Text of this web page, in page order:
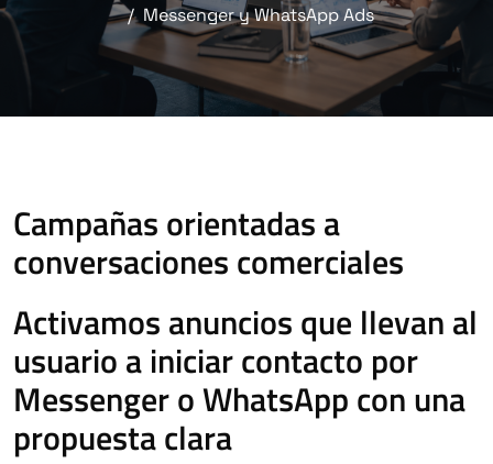
Messenger y WhatsApp Ads
Campañas orientadas a
conversaciones comerciales
Activamos anuncios que llevan al
usuario a iniciar contacto por
Messenger o WhatsApp con una
propuesta clara